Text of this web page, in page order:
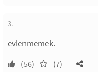
3.
evlenmemek.
(56) (7)